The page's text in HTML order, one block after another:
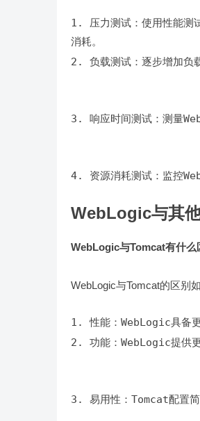
1. 压力测试：使用性能测
2. 负载测试：逐步增加负
3. 响应时间测试：测量
4. 资源消耗测试：监控
WebLogic与其
WebLogic与Tomcat有什么
WebLogic与Tomcat的区别
2. 功能：WebLogic提供更
3. 易用性：Tomcat配置简